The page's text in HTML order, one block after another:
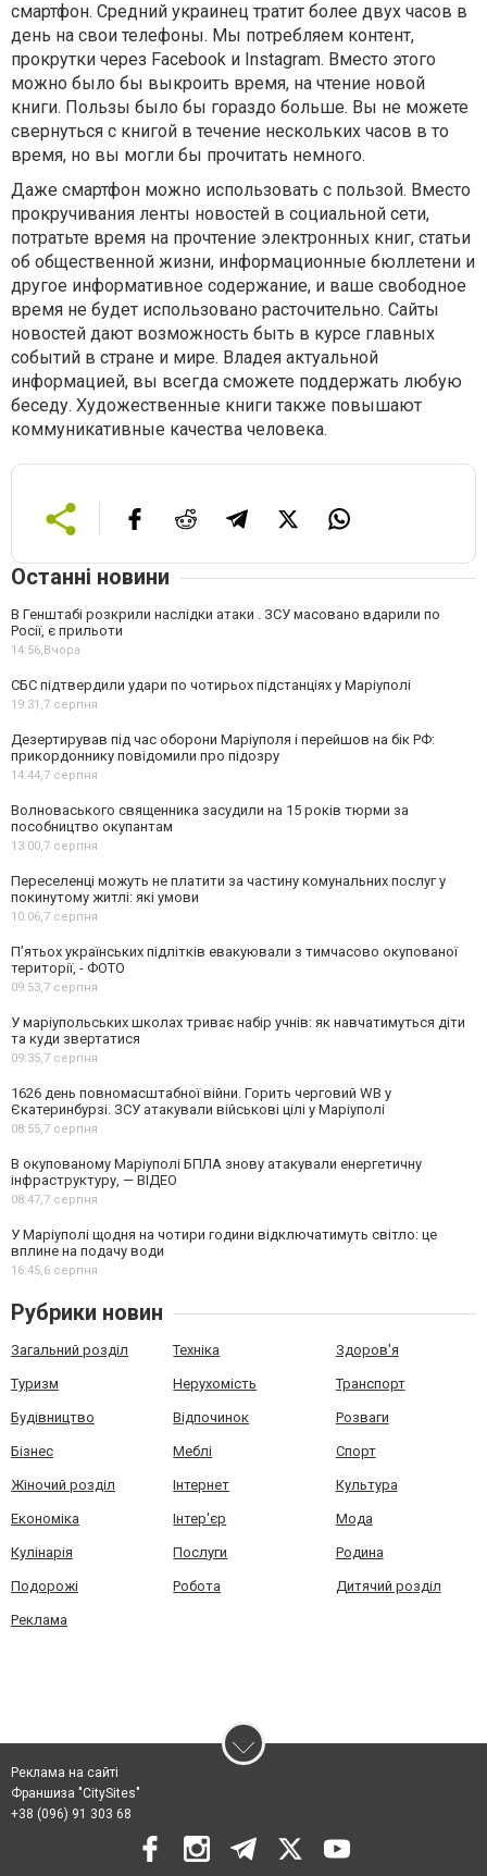
смартфон. Средний украинец тратит более двух часов в
день на свои телефоны. Мы потребляем контент,
прокрутки через Facebook и Instagram. Вместо этого
можно было бы выкроить время, на чтение новой
книги. Пользы было бы гораздо больше. Вы не можете
свернуться с книгой в течение нескольких часов в то
время, но вы могли бы прочитать немного.
Даже смартфон можно использовать с пользой. Вместо
прокручивания ленты новостей в социальной сети,
потратьте время на прочтение электронных книг, статьи
об общественной жизни, информационные бюллетени и
другое информативное содержание, и ваше свободное
время не будет использовано расточительно. Сайты
новостей дают возможность быть в курсе главных
событий в стране и мире. Владея актуальной
информацией, вы всегда сможете поддержать любую
беседу. Художественные книги также повышают
коммуникативные качества человека.
Останні новини
В Генштабі розкрили наслідки атаки . ЗСУ масовано вдарили по
Росії, є прильоти
14:56,Вчора
СБС підтвердили удари по чотирьох підстанціях у Маріуполі
19:31,7 серпня
Дезертирував під час оборони Маріуполя і перейшов на бік РФ:
прикордоннику повідомили про підозру
14:44,7 серпня
Волноваського священника засудили на 15 років тюрми за
пособництво окупантам
13:00,7 серпня
Переселенці можуть не платити за частину комунальних послуг у
покинутому житлі: які умови
10:06,7 серпня
П’ятьох українських підлітків евакуювали з тимчасово окупованої
території, - ФОТО
09:53,7 серпня
У маріупольських школах триває набір учнів: як навчатимуться діти
та куди звертатися
09:35,7 серпня
1626 день повномасштабної війни. Горить черговий WB у
Єкатеринбурзі. ЗСУ атакували військові цілі у Маріуполі
08:55,7 серпня
В окупованому Маріуполі БПЛА знову атакували енергетичну
інфраструктуру, — ВІДЕО
08:47,7 серпня
У Маріуполі щодня на чотири години відключатимуть світло: це
вплине на подачу води
16:45,6 серпня
Рубрики новин
Загальний розділ Техніка Здоров'я
Туризм Нерухомість Транспорт
Будівництво Відпочинок Розваги
Бізнес Меблі Спорт
Жіночий розділ Інтернет Культура
Економіка Інтер'єр Мода
Кулінарія Послуги Родина
Подорожі Робота Дитячий розділ
Реклама
Реклама на сайті
Франшиза "CitySites"
+38 (096) 91 303 68